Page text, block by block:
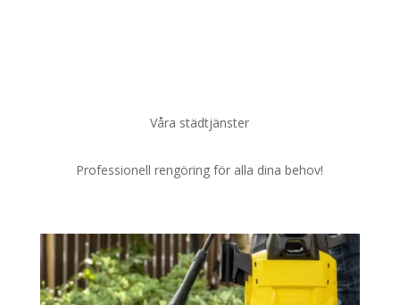
Våra städtjänster
Professionell rengöring för alla dina behov!